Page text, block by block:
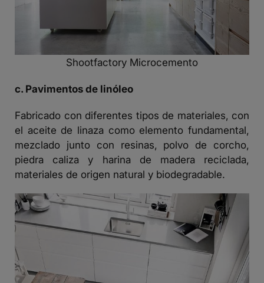
Shootfactory Microcemento
c. Pavimentos de linóleo
Fabricado con diferentes tipos de materiales, con
el aceite de linaza como elemento fundamental,
mezclado junto con resinas, polvo de corcho,
piedra caliza y harina de madera reciclada,
materiales de origen natural y biodegradable.